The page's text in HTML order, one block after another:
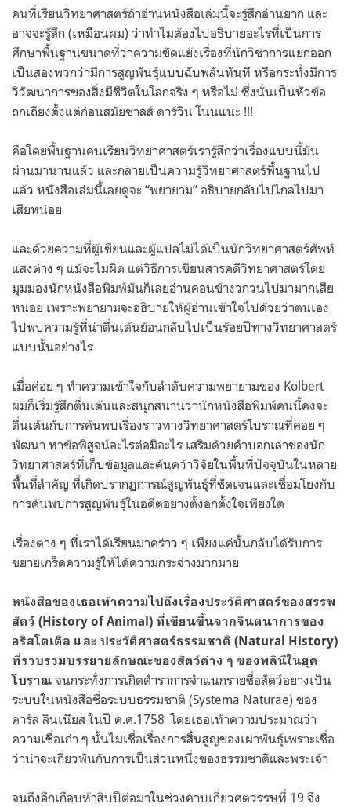
คนที่เรียนวิทยาศาสตร์ถ้าอ่านหนังสือเล่มนี้จะรู้สึกอ่านยาก และ
อาจจะรู้สึก (เหมือนผม) ว่าทำไมต้องไปอธิบายอะไรที่เป็นการ
ศึกษาพื้นฐานขนาดที่ว่าความขัดแย้งเรื่องที่นักวิชาการแยกออก
เป็นสองพวกว่ามีการสูญพันธุ์แบบฉับพลันทันที หรือกระทั่งมีการ
วิวัฒนาการของสิ่งมีชีวิตในโลกจริง ๆ หรือไม่ ซึ่งนั่นเป็นหัวข้อ
ถกเถียงตั้งแต่ก่อนสมัยชาลส์ ดาร์วิน โน่นแน่ะ !!!
คือโดยพื้นฐานคนเรียนวิทยาศาสตร์เรารู้สึกว่าเรื่องแบบนี้มัน
ผ่านมานานแล้ว และกลายเป็นความรู้วิทยาศาสตร์พื้นฐานไป
แล้ว หนังสือเล่มนี้เลยดูจะ “พยายาม” อธิบายกลับไปไกลไปมา
เสียหน่อย
และด้วยความที่ผู้เขียนและผู้แปลไม่ได้เป็นนักวิทยาศาสตร์ศัพท์
แสงต่าง ๆ แม้จะไม่ผิด แต่วิธีการเขียนสารคดีวิทยาศาสตร์โดย
มุมมองนักหนังสือพิมพ์มันก็เลยอ่านค่อนข้างวกวนไปมามากเสีย
หน่อย เพราะพยายามจะอธิบายให้ผู้อ่านเข้าใจไปด้วยว่าตนเอง
ไปพบความรู้ที่น่าตื่นเต้นย้อนกลับไปเป็นร้อยปีทางวิทยาศาสตร์
แบบนั้นอย่างไร
เมื่อค่อย ๆ ทำความเข้าใจกับลำดับความพยายามของ Kolbert
ผมก็เริ่มรู้สึกตื่นเต้นและสนุกสนานว่านักหนังสือพิมพ์คนนี้คงจะ
ตื่นเต้นกับการค้นพบเรื่องราวทางวิทยาศาสตร์โบราณที่ค่อย ๆ
พัฒนา หาข้อพิสูจน์อะไรต่อมิอะไร เสริมด้วยคำบอกเล่าของนัก
วิทยาศาสตร์ที่เก็บข้อมูลและค้นคว้าวิจัยในพื้นที่ปัจจุบันในหลาย
พื้นที่สำคัญ ที่เกิดปรากฏการณ์สูญพันธุ์ที่ชัดเจนและเชื่อมโยงกับ
การค้นพบการสูญพันธุ์ในอดีตอย่างตั้งอกตั้งใจเพียงใด
เรื่องต่าง ๆ ที่เราได้เรียนมาคร่าว ๆ เพียงแค่นั้นกลับได้รับการ
ขยายเกร็ดความรู้ให้ได้ความกระจ่างมากมาย
หนังสือของเธอเท้าความไปถึงเรื่องประวัติศาสตร์ของสรรพ
สัตว์ (History of Animal) ที่เขียนขึ้นจากจินตนาการของ
อริสโตเติล และ ประวัติศาสตร์ธรรมชาติ (Natural History)
ที่รวบรวมบรรยายลักษณะของสัตว์ต่าง ๆ ของพลินีในยุค
โบราณ จนกระทั่งการเกิดตำราการจำแนกรายชื่อสัตว์อย่างเป็น
ระบบในหนังสือชื่อระบบธรรมชาติ (Systema Naturae) ของ
คาร์ล ลินเนียส ในปี ค.ศ.1758 โดยเธอเท้าความประมาณว่า
ความเชื่อเก่า ๆ นั้นไม่เชื่อเรื่องการสิ้นสูญของเผ่าพันธุ์เพราะเชื่อ
ว่าน่าจะเกี่ยวพันกับการเป็นส่วนหนึ่งของธรรมชาติและพระเจ้า
จนถึงอีกเกือบห้าสิบปีต่อมาในช่วงคาบเกี่ยวศตวรรษที่ 19 จึง